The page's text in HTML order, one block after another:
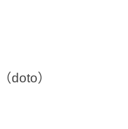
doto）